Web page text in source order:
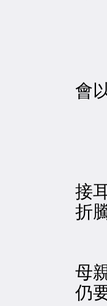
會
☆
接
折
母
仍